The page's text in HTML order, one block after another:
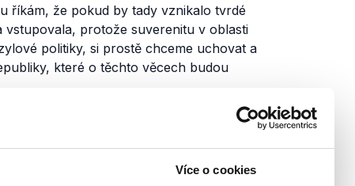
Více o cookies
říkám, že pokud by tady vznikalo tvrdé
protože suverenitu v oblasti
politiky, si prostě chceme uchovat a
které o těchto věcech budou
debata na Seznam Zprávy